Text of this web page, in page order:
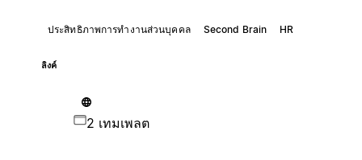
ประสิทธิภาพการทำงานส่วนบุคคล Second Brain HR
ลิงค์
2 เทมเพลต